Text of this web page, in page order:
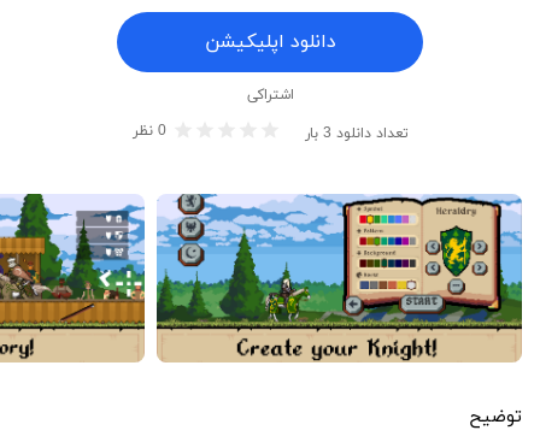
دانلود اپلیکیشن
اشتراکی
تعداد دانلود 3 بار 0 نظر
توضیح